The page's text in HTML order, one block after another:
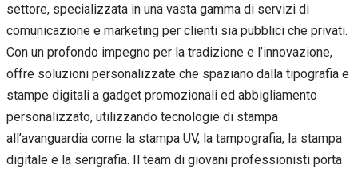
settore, specializzata in una vasta gamma di servizi di
comunicazione e marketing per clienti sia pubblici che privati.
Con un profondo impegno per la tradizione e l’innovazione,
offre soluzioni personalizzate che spaziano dalla tipografia e
stampe digitali a gadget promozionali ed abbigliamento
personalizzato, utilizzando tecnologie di stampa
all’avanguardia come la stampa UV, la tampografia, la stampa
digitale e la serigrafia. Il team di giovani professionisti porta